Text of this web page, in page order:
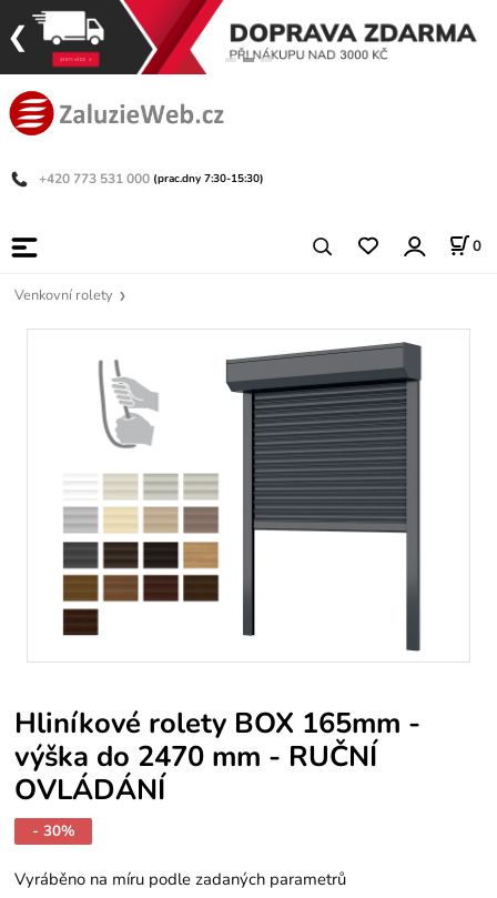
+420 773 531 000 (prac.dny 7:30-15:30)
0
Venkovní rolety
Hliníkové rolety BOX 165mm -
výška do 2470 mm - RUČNÍ
OVLÁDÁNÍ
- 30%
Vyráběno na míru podle zadaných parametrů